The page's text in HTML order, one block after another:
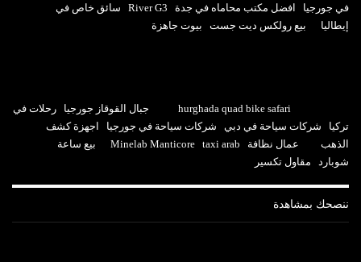
في جورجيا
افضل مكتب محاماه في جدة River G3
سائق خاص في
إيطاليا
بيع رولكس ديت جست بيوت جاهزة
hurghada quad bike safari جبال القوقاز جورجيا
رحلات في
تركيا
شركات سياحة في دبي شركات سياحة في جورجيا
اجهزة كشف
الذهب
عمال نظافة Minelab Manticore taxi arab
بيع ساعة
شوبارد
مقاول تكسير
ننصحك بمشاهدة